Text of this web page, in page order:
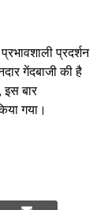
प्रदर्शन
गेंदबाजी की है
बार
गया।